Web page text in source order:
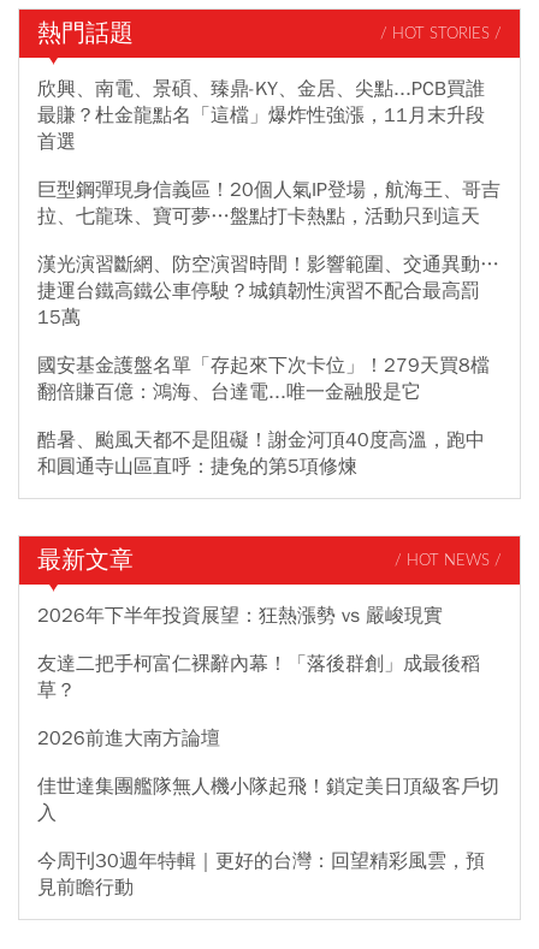
熱門話題 / HOT STORIES /
欣興、南電、景碩、臻鼎-KY、金居、尖點...PCB買誰
最賺？杜金龍點名「這檔」爆炸性強漲，11月末升段
首選
巨型鋼彈現身信義區！20個人氣IP登場，航海王、哥吉
拉、七龍珠、寶可夢…盤點打卡熱點，活動只到這天
漢光演習斷網、防空演習時間！影響範圍、交通異動…
捷運台鐵高鐵公車停駛？城鎮韌性演習不配合最高罰
15萬
國安基金護盤名單「存起來下次卡位」！279天買8檔
翻倍賺百億：鴻海、台達電...唯一金融股是它
酷暑、颱風天都不是阻礙！謝金河頂40度高溫，跑中
和圓通寺山區直呼：捷兔的第5項修煉
最新文章 / HOT NEWS /
2026年下半年投資展望：狂熱漲勢 vs 嚴峻現實
友達二把手柯富仁裸辭內幕！「落後群創」成最後稻
草？
2026前進大南方論壇
佳世達集團艦隊無人機小隊起飛！鎖定美日頂級客戶切
入
今周刊30週年特輯｜更好的台灣：回望精彩風雲，預
見前瞻行動